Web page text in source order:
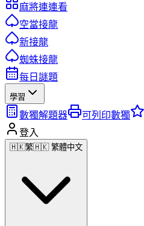
麻將連連看
空當接龍
新接龍
蜘蛛接龍
每日謎題
學習
數獨解題器 可列印數獨
登入
🇭🇰繁🇭🇰 繁體中文